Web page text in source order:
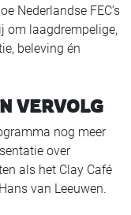
Nederlandse FEC’s
om laagdrempelige,
beleving én
VERVOLG
nog meer
over
als het Clay Café
van Leeuwen.